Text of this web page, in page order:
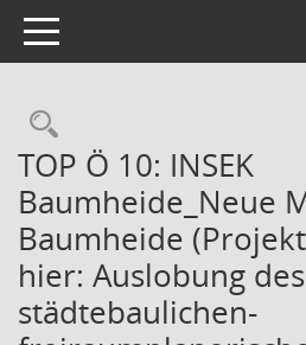
Toggle navigation
Rechercheauswahl
TOP Ö 10: INSEK
Baumheide_Neue
Baumheide
hier: Auslobung des
städtebaulichen-